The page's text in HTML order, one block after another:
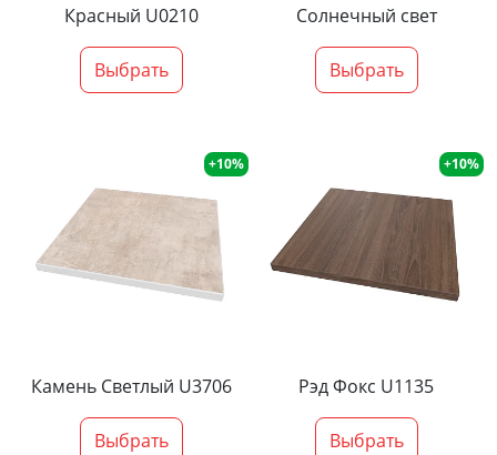
Красный U0210
Выбрать
Солнечный свет
Выбрать
+10%
Камень Светлый U3706
Выбрать
+10%
Рэд Фокс U1135
Выбрать